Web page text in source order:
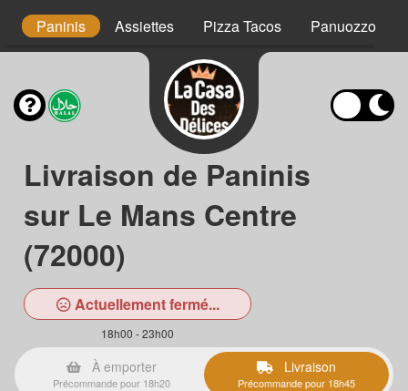
Paninis Assiettes Pizza Tacos Panuozzo
Livraison de Paninis
sur Le Mans Centre
(72000)
Actuellement fermé...
18h00 - 23h00
À emporter
Précommande pour 18h20
Livraison
Précommande pour 18h45